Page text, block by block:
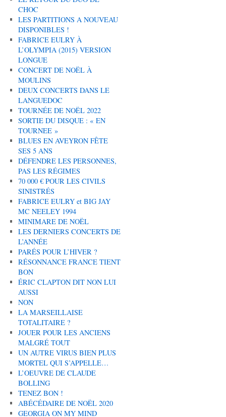
CHOC
LES PARTITIONS A NOUVEAU
DISPONIBLES !
FABRICE EULRY À
L’OLYMPIA (2015) VERSION
LONGUE
CONCERT DE NOËL À
MOULINS
DEUX CONCERTS DANS LE
LANGUEDOC
TOURNÉE DE NOËL 2022
SORTIE DU DISQUE : « EN
TOURNEE »
BLUES EN AVEYRON FÊTE
SES 5 ANS
DÉFENDRE LES PERSONNES,
PAS LES RÉGIMES
70 000 € POUR LES CIVILS
SINISTRÉS
FABRICE EULRY et BIG JAY
MC NEELEY 1994
MINIMARE DE NOËL
LES DERNIERS CONCERTS DE
L’ANNÉE
PARÉS POUR L’HIVER ?
RÉSONNANCE FRANCE TIENT
BON
ÉRIC CLAPTON DIT NON LUI
AUSSI
NON
LA MARSEILLAISE
TOTALITAIRE ?
JOUER POUR LES ANCIENS
MALGRÉ TOUT
UN AUTRE VIRUS BIEN PLUS
MORTEL QUI S’APPELLE…
L’OEUVRE DE CLAUDE
BOLLING
TENEZ BON !
ABÉCÉDAIRE DE NOËL 2020
GEORGIA ON MY MIND